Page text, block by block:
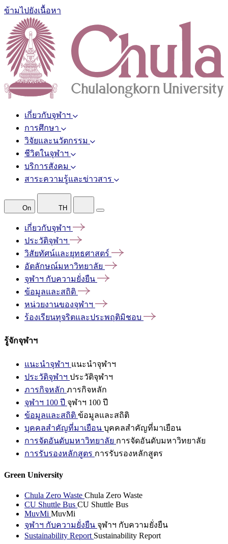
ข้ามไปยังเนื้อหา
เกี่ยวกับจุฬาฯ
การศึกษา
วิจัยและนวัตกรรม
ชีวิตในจุฬาฯ
บริการสังคม
สาระความรู้และข่าวสาร
On TH
เกี่ยวกับจุฬาฯ
ประวัติจุฬาฯ
วิสัยทัศน์และยุทธศาสตร์
อัตลักษณ์มหาวิทยาลัย
จุฬาฯ กับความยั่งยืน
ข้อมูลและสถิติ
หน่วยงานของจุฬาฯ
ร้องเรียนทุจริตและประพฤติมิชอบ
รู้จักจุฬาฯ
แนะนำจุฬาฯ แนะนำจุฬาฯ
ประวัติจุฬาฯ ประวัติจุฬาฯ
ภารกิจหลัก ภารกิจหลัก
จุฬาฯ 100 ปี จุฬาฯ 100 ปี
ข้อมูลและสถิติ ข้อมูลและสถิติ
บุคคลสำคัญที่มาเยือน บุคคลสำคัญที่มาเยือน
การจัดอันดับมหาวิทยาลัย การจัดอันดับมหาวิทยาลัย
การรับรองหลักสูตร การรับรองหลักสูตร
Green University
Chula Zero Waste Chula Zero Waste
CU Shuttle Bus CU Shuttle Bus
MuvMi MuvMi
จุฬาฯ กับความยั่งยืน จุฬาฯ กับความยั่งยืน
Sustainability Report Sustainability Report